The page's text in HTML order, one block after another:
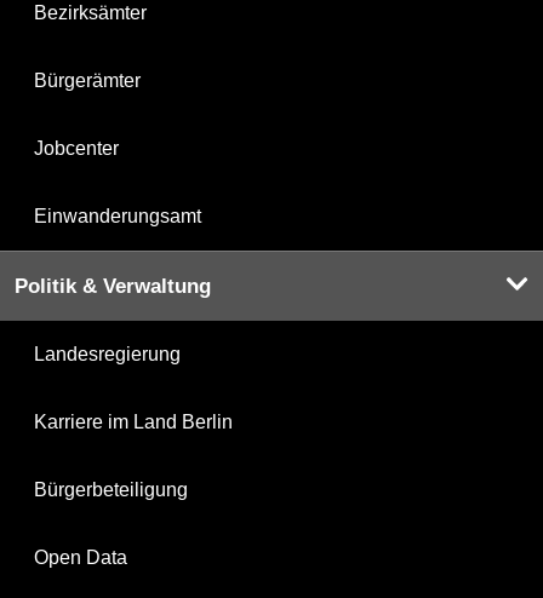
Bezirksämter
Bürgerämter
Jobcenter
Einwanderungsamt
Politik & Verwaltung
Landesregierung
Karriere im Land Berlin
Bürgerbeteiligung
Open Data